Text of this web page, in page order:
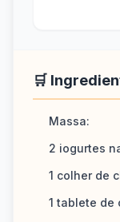
🛒
Massa:
2 iogurtes
1 colher de
1 tablete de